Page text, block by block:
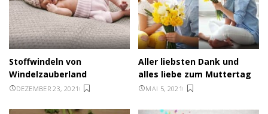
Stoffwindeln von
Windelzauberland
DEZEMBER 23, 2021
Aller liebsten Dank und
alles liebe zum Muttertag
MAI 5, 2021